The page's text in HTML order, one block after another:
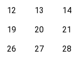
12 13 14
19 20 21
26 27 28